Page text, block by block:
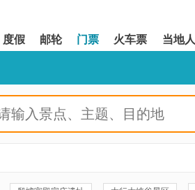
度假 邮轮 门票 火车票 当地人